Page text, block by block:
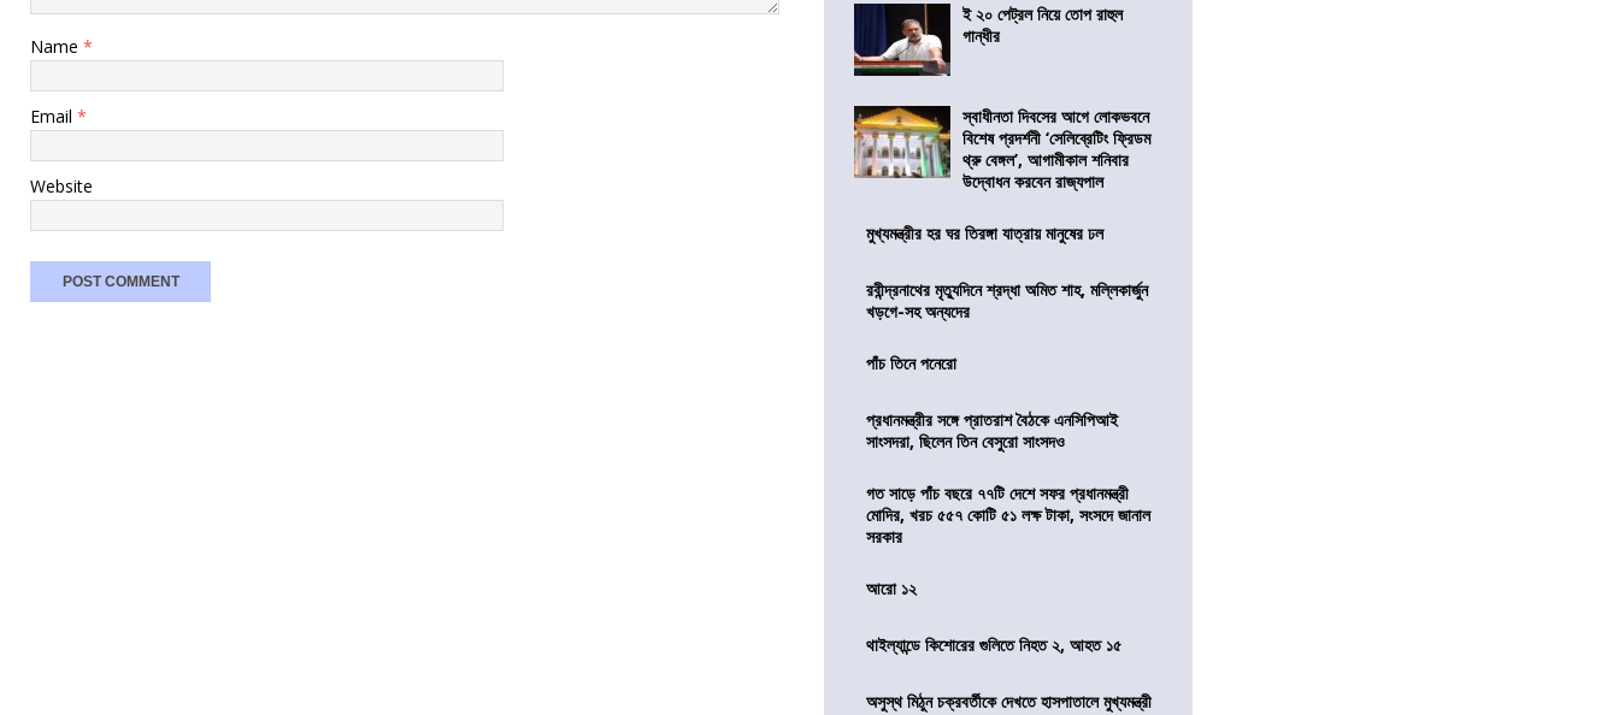
Name *
Email *
Website
ই ২০ পেট্রল নিয়ে তোপ রাহুল
গান্ধীর
স্বাধীনতা দিবসের আগে লোকভবনে
বিশেষ প্রদর্শনী ‘সেলিব্রেটিং ফ্রিডম
থ্রু বেঙ্গল’, আগামীকাল শনিবার
উদ্বোধন করবেন রাজ্যপাল
মুখ্যমন্ত্রীর হর ঘর তিরঙ্গা যাত্রায় মানুষের ঢল
রবীন্দ্রনাথের মৃত্যুদিনে শ্রদ্ধা অমিত শাহ, মল্লিকার্জুন
খড়গে-সহ অন্যদের
পাঁচ তিনে পনেরো
প্রধানমন্ত্রীর সঙ্গে প্রাতরাশ বৈঠকে এনসিপিআই
সাংসদরা, ছিলেন তিন বেসুরো সাংসদও
গত সাড়ে পাঁচ বছরে ৭৭টি দেশে সফর প্রধানমন্ত্রী
মোদির, খরচ ৫৫৭ কোটি ৫১ লক্ষ টাকা, সংসদে জানাল
সরকার
আরো ১২
থাইল্যান্ডে কিশোরের গুলিতে নিহত ২, আহত ১৫
অসুস্থ মিঠুন চক্রবর্তীকে দেখতে হাসপাতালে মুখ্যমন্ত্রী